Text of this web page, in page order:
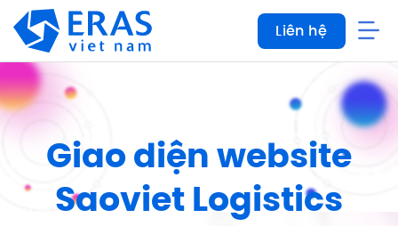
qua
dung
Liên hệ
Giao diện website
Saoviet Logistics